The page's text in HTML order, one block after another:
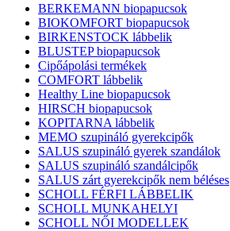
BERKEMANN biopapucsok
BIOKOMFORT biopapucsok
BIRKENSTOCK lábbelik
BLUSTEP biopapucsok
Cipőápolási termékek
COMFORT lábbelik
Healthy Line biopapucsok
HIRSCH biopapucsok
KOPITARNA lábbelik
MEMO szupináló gyerekcipők
SALUS szupináló gyerek szandálok
SALUS szupináló szandálcipők
SALUS zárt gyerekcipők nem béléses
SCHOLL FÉRFI LÁBBELIK
SCHOLL MUNKAHELYI
SCHOLL NŐI MODELLEK